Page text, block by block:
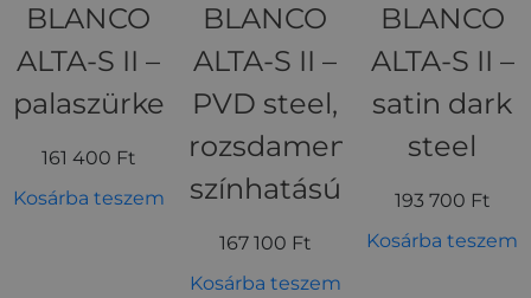
BLANCO
ALTA-S II –
palaszürke
161 400 Ft
Kosárba teszem
BLANCO
ALTA-S II –
PVD steel,
rozsdamentes
színhatású
167 100 Ft
Kosárba teszem
BLANCO
ALTA-S II –
satin dark
steel
193 700 Ft
Kosárba teszem